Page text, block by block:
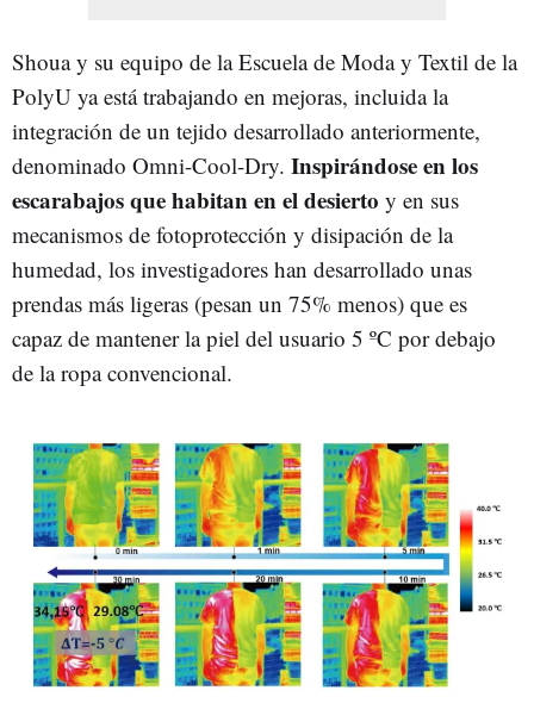
Shoua y su equipo de la Escuela de Moda y Textil de la
PolyU ya está trabajando en mejoras, incluida la
integración de un tejido desarrollado anteriormente,
denominado Omni-Cool-Dry. Inspirándose en los
escarabajos que habitan en el desierto y en sus
mecanismos de fotoprotección y disipación de la
humedad, los investigadores han desarrollado unas
prendas más ligeras (pesan un 75% menos) que es
capaz de mantener la piel del usuario 5 ºC por debajo
de la ropa convencional.